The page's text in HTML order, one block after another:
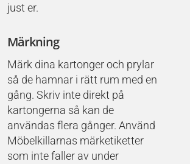
just er.
Märkning
Märk dina kartonger och prylar
så de hamnar i rätt rum med en
gång. Skriv inte direkt på
kartongerna så kan de
användas flera gånger. Använd
Möbelkillarnas märketiketter
som inte faller av under